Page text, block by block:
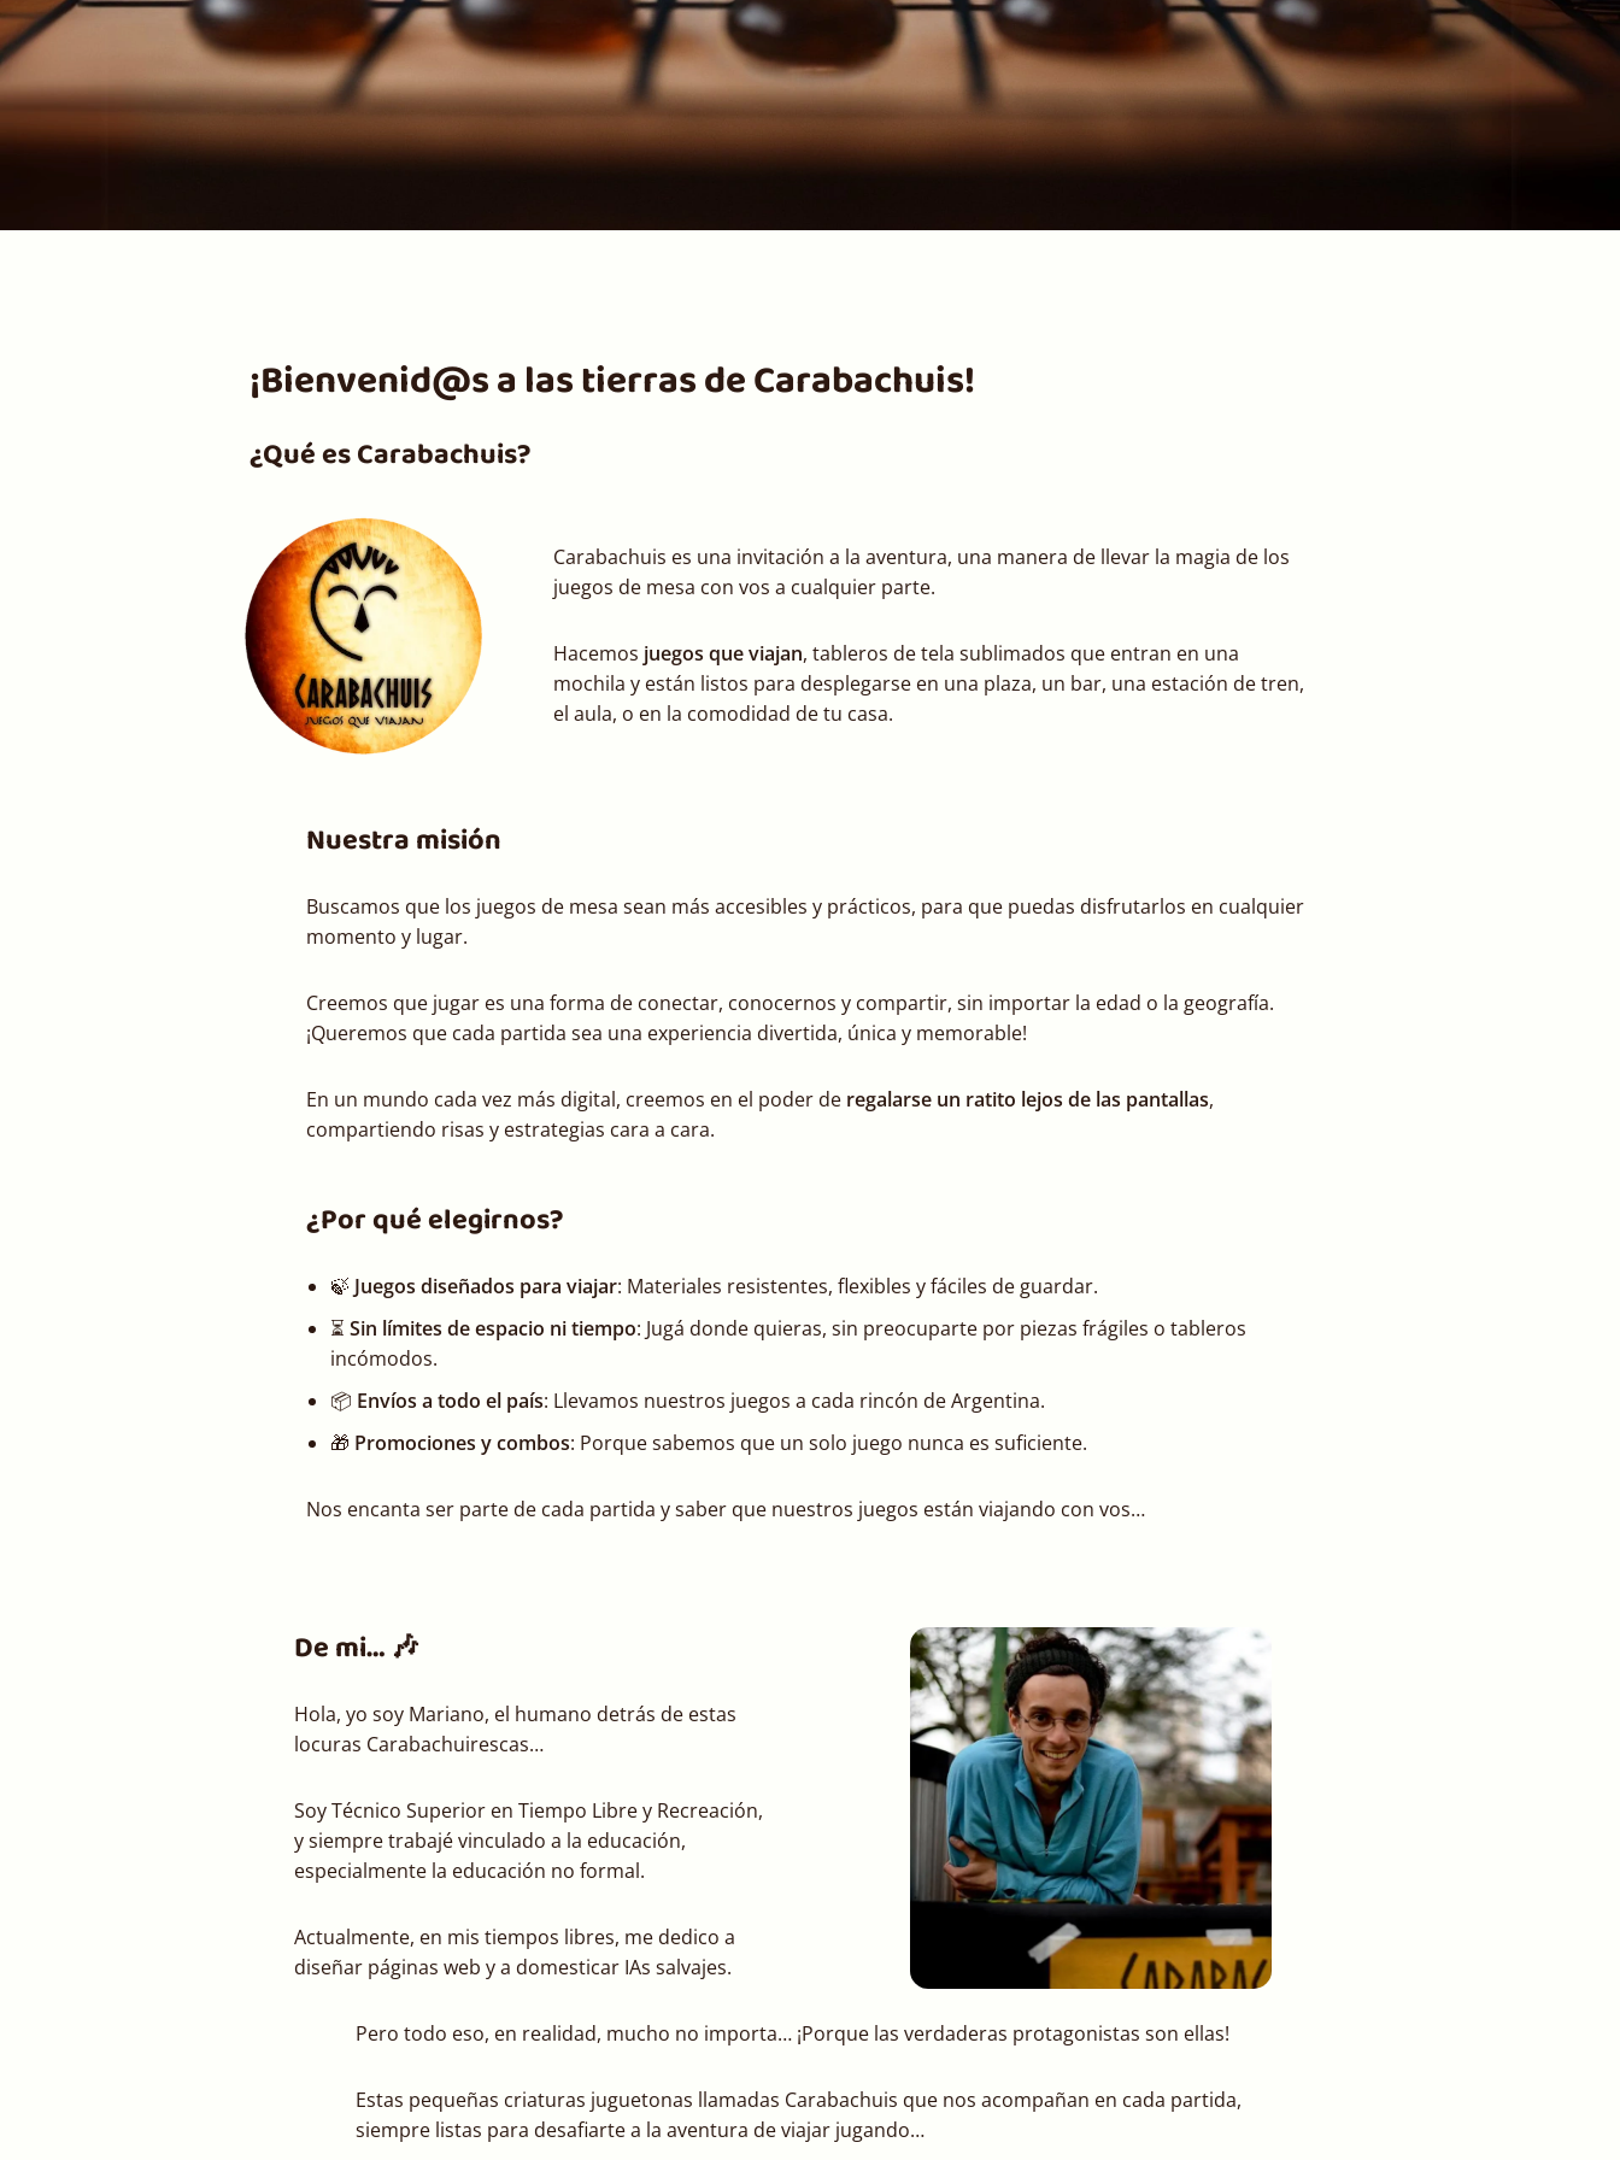
¡Bienvenid@s a las tierras de Carabachuis!
¿Qué es Carabachuis?
Carabachuis es una invitación a la aventura, una manera de llevar la magia de los
juegos de mesa con vos a cualquier parte.
Hacemos juegos que viajan, tableros de tela sublimados que entran en una
mochila y están listos para desplegarse en una plaza, un bar, una estación de tren,
el aula, o en la comodidad de tu casa.
Nuestra misión
Buscamos que los juegos de mesa sean más accesibles y prácticos, para que puedas disfrutarlos en cualquier
momento y lugar.
Creemos que jugar es una forma de conectar, conocernos y compartir, sin importar la edad o la geografía.
¡Queremos que cada partida sea una experiencia divertida, única y memorable!
En un mundo cada vez más digital, creemos en el poder deregalarse un ratito lejos de las pantallas,
compartiendo risas y estrategias cara a cara.
¿Por qué elegirnos?
🍃 Juegos diseñados para viajar: Materiales resistentes, flexibles y fáciles de guardar.
⏳ Sin límites de espacio ni tiempo: Jugá donde quieras, sin preocuparte por piezas frágiles o tableros
incómodos.
📦 Envíos a todo el país: Llevamos nuestros juegos a cada rincón de Argentina.
🎁 Promociones y combos: Porque sabemos que un solo juego nunca es suficiente.
Nos encanta ser parte de cada partida y saber que nuestros juegos están viajando con vos…
De mi… 🎶
Hola, yo soy Mariano, el humano detrás de estas
locuras Carabachuirescas…
Soy Técnico Superior en Tiempo Libre y Recreación,
y siempre trabajé vinculado a la educación,
especialmente la educación no formal.
Actualmente, en mis tiempos libres, me dedico a
diseñar páginas web y a domesticar IAs salvajes.
Pero todo eso, en realidad, mucho no importa… ¡Porque las verdaderas protagonistas son ellas!
Estas pequeñas criaturas juguetonas llamadas Carabachuis que nos acompañan en cada partida,
siempre listas para desafiarte a la aventura de viajar jugando…